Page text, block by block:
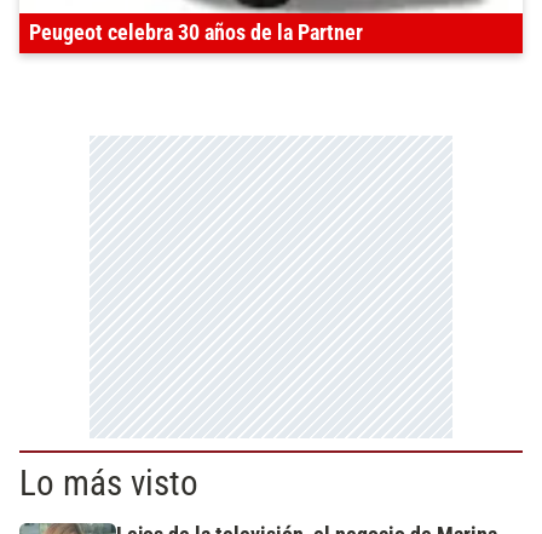
Peugeot celebra 30 años de la Partner
Lo más visto